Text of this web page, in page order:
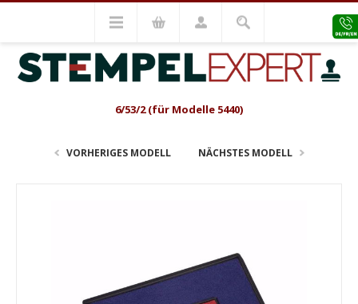
Stempel Zubehör
Ersatz Stempelkissen
Ersatz Stempelkissen Trodat
Ersatz-Stempelkissen Trodat Professional Datumstempel
6/53/2 (für Modelle 5440)
VORHERIGES MODELL NÄCHSTES MODELL